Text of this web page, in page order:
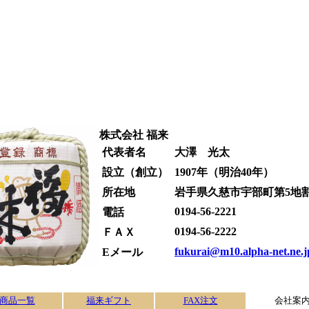
株式会社 福来
代表者名
大澤 光太
設立（創立）
1907年（明治40年）
所在地
岩手県久慈市宇部町第5地
電話
0194-56-2221
ＦＡＸ
0194-56-2222
Eメール
fukurai@m10.alpha-
品一覧 福来ギフト FAX注文 会社案内